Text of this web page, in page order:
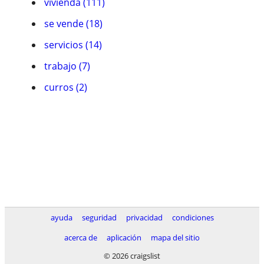
se vende (18)
servicios (14)
trabajo (7)
curros (2)
ayuda seguridad privacidad
condiciones
acerca de
aplicación
mapa del sitio
© 2026 craigslist